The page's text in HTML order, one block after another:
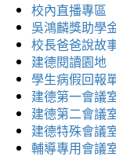
校內直播專區
吳鴻麟獎助學
校長爸爸說故
建德閱讀園地
學生病假回報
建德第一會議
建德第二會議
建德特殊會議
輔導專用會議